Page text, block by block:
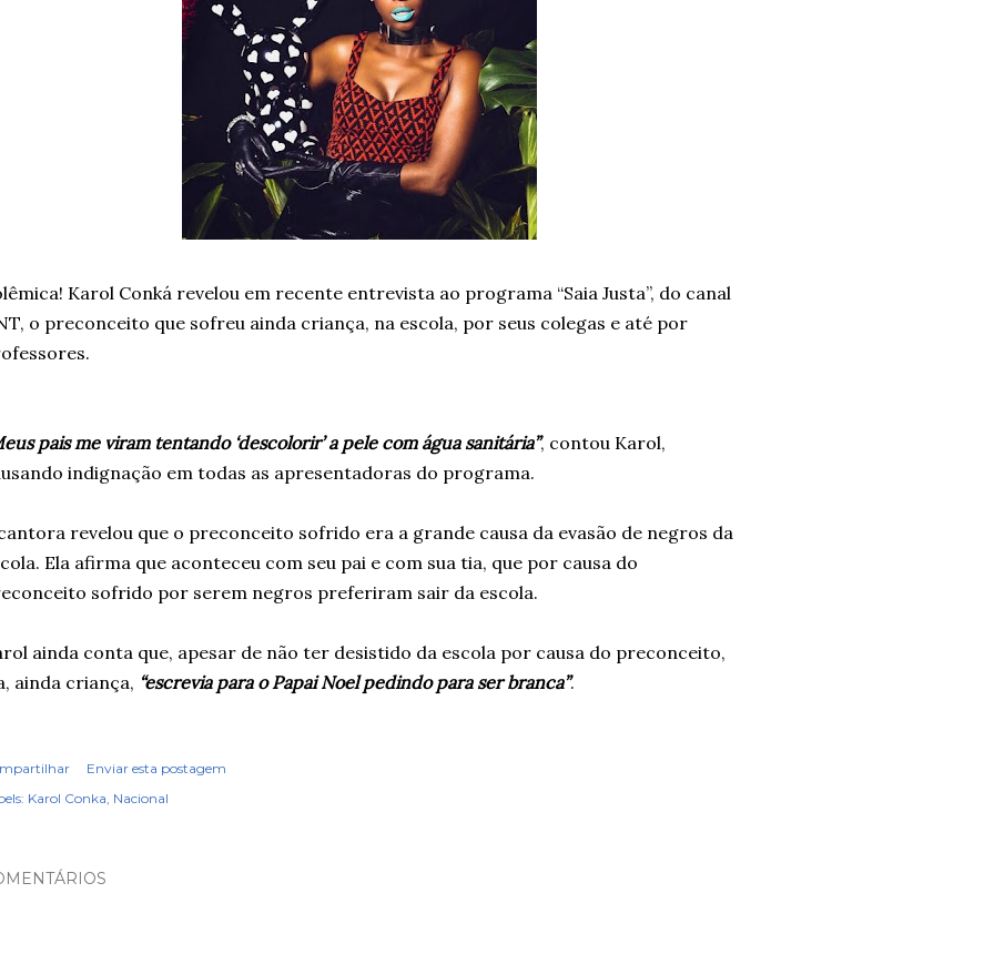
Karol Conká revelou em recente entrevista ao programa “Saia Justa”, do canal
o preconceito que sofreu ainda criança, na escola, por seus colegas e até por
pais me viram tentando ‘descolorir’ a pele com água sanitária”, contou Karol,
indignação em todas as apresentadoras do programa.
revelou que o preconceito sofrido era a grande causa da evasão de negros da
Ela afirma que aconteceu com seu pai e com sua tia, que por causa do
sofrido por serem negros preferiram sair da escola.
ainda conta que, apesar de não ter desistido da escola por causa do preconceito,
ainda criança, “escrevia para o Papai Noel pedindo para ser branca”.
Enviar esta postagem
Karol Conka Nacional